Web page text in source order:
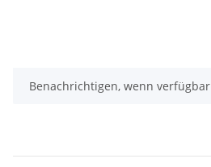
Benachrichtigen, wenn verfügbar